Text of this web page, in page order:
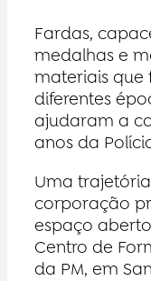
Fardas,
medalhas e
materiais que
diferentes
ajudaram a
anos da
Uma
corporação
espaço
Centro de
da PM, em